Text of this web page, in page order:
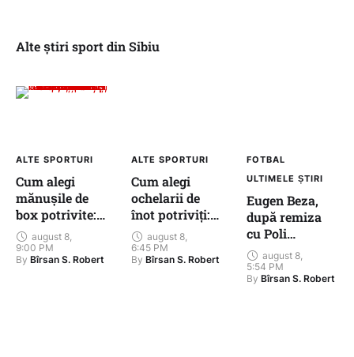
Alte știri sport din Sibiu
ALTE SPORTURI
Cum alegi
mănușile de
box potrivite:
ghid simplu
pentru
începători
august 8
9:00 PM
By Bîrsan S. Robert
ALTE SPORTURI
Cum alegi
ochelarii de
înot potriviți:
ghid simplu
pentru
începători
august 8
6:45 PM
By Bîrsan S. Robert
FOTBAL
ULTIMELE ȘTIRI
Eugen Beza,
după remiza
cu Poli
Timișoara:
„Am avut 1-0
în mână”.
august 8
5:54 PM
By Bîrsan S. Robert